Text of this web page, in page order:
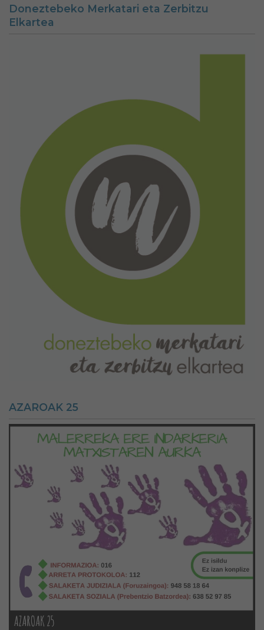
Doneztebeko Merkatari eta Zerbitzu
Elkartea
AZAROAK 25